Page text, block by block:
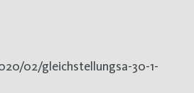
02/gleichstellungsa-30-1-